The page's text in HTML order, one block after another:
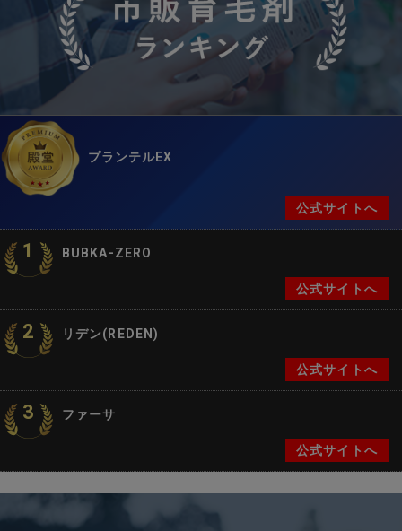
プランテルEX
公式サイトへ
1 BUBKA-ZERO
公式サイトへ
2 リデン(REDEN)
公式サイトへ
3 ファーサ
公式サイトへ